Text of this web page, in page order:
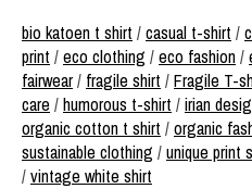
bio katoen t shirt /casual t-shirt /
print /eco clothing /eco fashion/
fairwear/ fragile shirt /Fragile T-
care /humorous t-shirt /irian
organic cotton t shirt /organic
sustainable clothing /unique print
/vintage white shirt